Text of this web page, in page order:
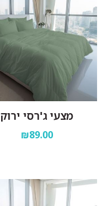
מצעי ג'רסי ירוק
₪89.00